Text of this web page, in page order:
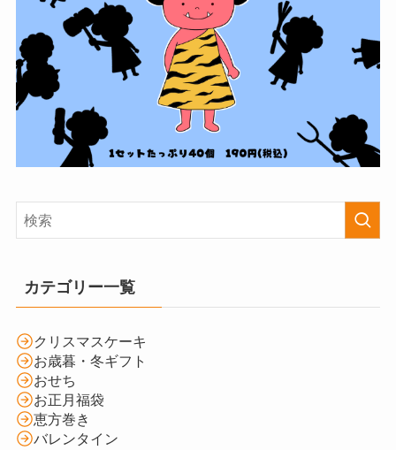
カテゴリー一覧
クリスマスケーキ
お歳暮・冬ギフト
おせち
お正月福袋
恵方巻き
バレンタイン